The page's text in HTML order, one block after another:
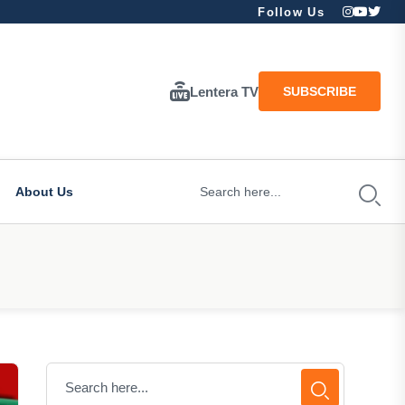
Follow Us
Lentera TV SUBSCRIBE
About Us